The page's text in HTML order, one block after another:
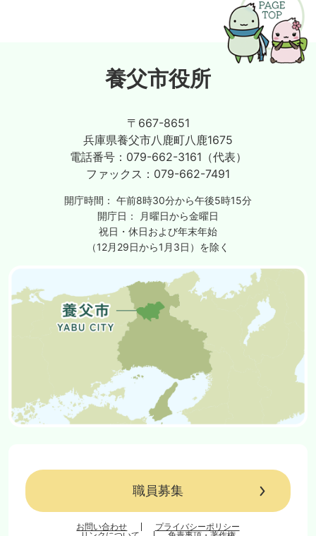
養父市役所
〒667-8651
兵庫県養父市八鹿町八鹿1675
電話番号： 079-662-3161（代表）
ファックス： 079-662-7491
開庁時間： 午前8時30分から午後5時15分
開庁日：
月曜日から金曜日
祝日・休日および年末年始
（12月29日から1月3日）を除く
職員募集
お問い合わせ
プライバシーポリシー